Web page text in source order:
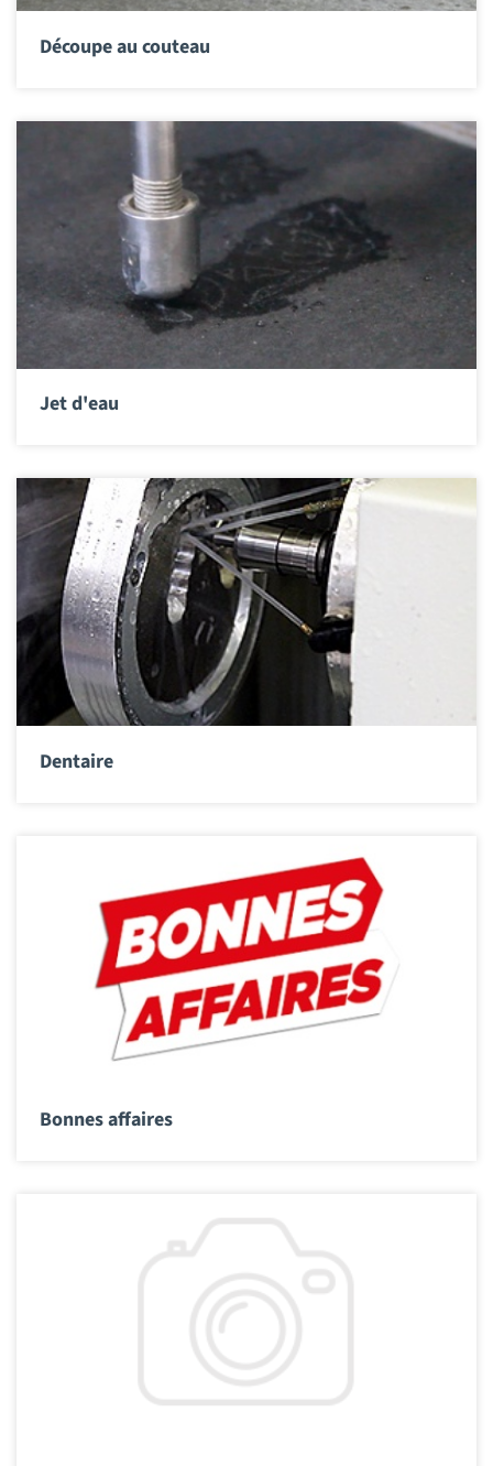
Découpe au couteau
Jet d'eau
Dentaire
Bonnes affaires